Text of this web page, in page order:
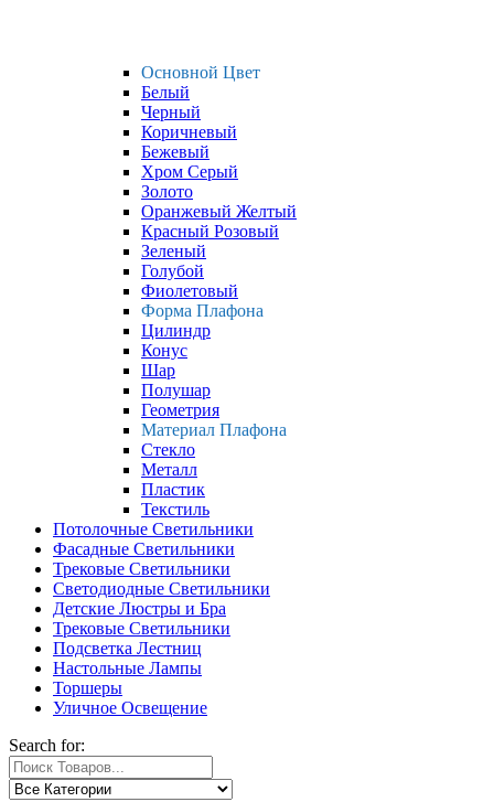
Основной Цвет
Белый
Черный
Коричневый
Бежевый
Хром Серый
Золото
Оранжевый Желтый
Красный Розовый
Зеленый
Голубой
Фиолетовый
Форма Плафона
Цилиндр
Конус
Шар
Полушар
Геометрия
Материал Плафона
Стекло
Металл
Пластик
Текстиль
Потолочные Светильники
Фасадные Светильники
Трековые Светильники
Светодиодные Светильники
Детские Люстры и Бра
Трековые Светильники
Подсветка Лестниц
Настольные Лампы
Торшеры
Уличное Освещение
Search for: